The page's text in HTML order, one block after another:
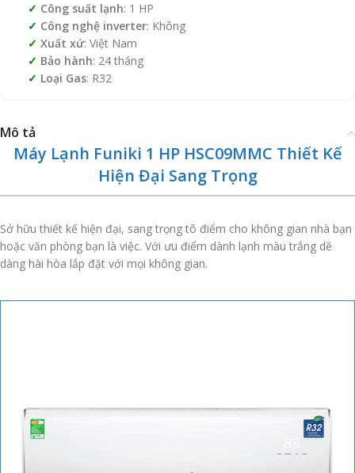
Công suất lạnh: 1 HP
Công nghệ inverter: Không
Xuất xứ: Việt Nam
Bảo hành: 24 tháng
Loại Gas: R32
Mô tả
Máy Lạnh Funiki 1 HP HSC09MMC Thiết Kế
Hiện Đại Sang Trọng
Sở hữu thiết kế hiện đại, sang trọng tô điểm cho không gian nhà bạn
hoặc văn phòng bạn là việc. Với ưu điểm dành lạnh màu trắng dẽ
dàng hài hòa lắp đặt với mọi không gian.